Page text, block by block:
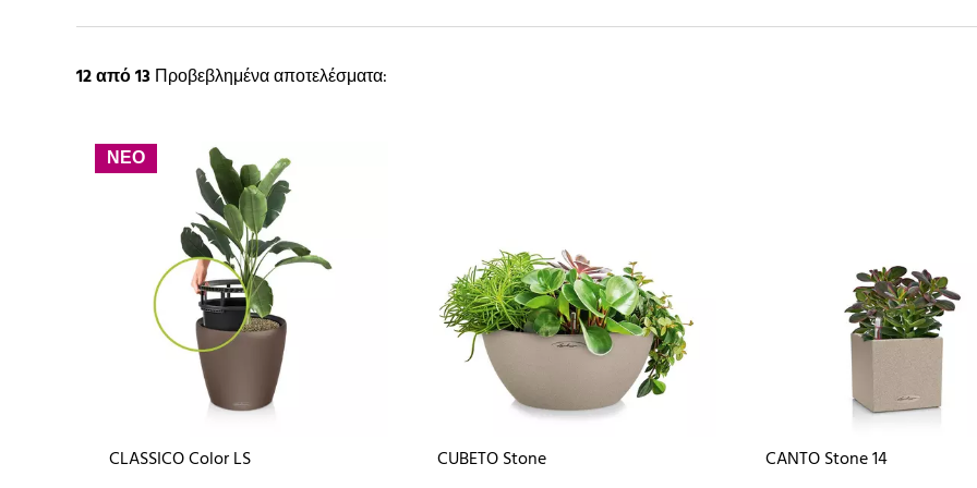
12από 13Προβεβλημένα αποτελέσματα:
ΝΕΟ
CLASSICO Color LS CUBETO Stone CANTO Stone 14